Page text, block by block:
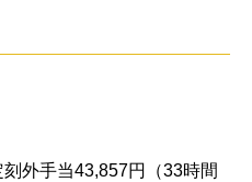
外手当43,857円（33時間